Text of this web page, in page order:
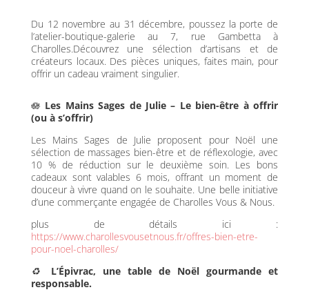
Du 12 novembre au 31 décembre, poussez la porte de
l’atelier-boutique-galerie au7, rue Gambetta à
Charolles.Découvrez une sélection d’artisans et de
créateurs locaux. Des pièces uniques, faites main, pour
offrir un cadeau vraiment singulier.
🪷 Les Mains Sages de Julie – Le bien-être à offrir
(ou à s’offrir)
Les Mains Sages de Julie proposent pour Noël une
sélection de massages bien-être et de réflexologie, avec
10 % de réduction sur le deuxième soin. Les bons
cadeaux sont valables 6 mois, offrant un moment de
douceur à vivre quand on le souhaite. Une belle initiative
d’une commerçante engagée de Charolles Vous & Nous.
plus de détails ici :
https://www.charollesvousetnous.fr/offres-bien-etre-
pour-noel-charolles/
♻️ L’Épivrac, une table de Noël gourmande et
responsable.